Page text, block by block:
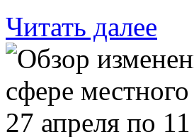
Читать далее